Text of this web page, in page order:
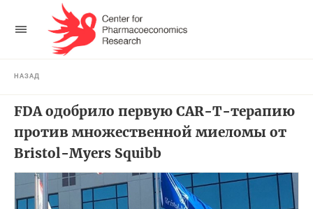
НАЗАД
FDA одобрило первую CAR-T-терапию
против множественной миеломы от
Bristol-Myers Squibb